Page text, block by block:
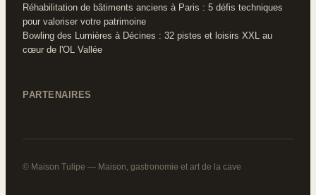
Réhabilitation de bâtiments anciens à Paris : 5 défis techniques
pour valoriser votre patrimoine
Bowling des Lumières à Décines : 32 pistes et loisirs XXL au
cœur de l'OL Vallée
PARTENAIRES
© Maison Tulipe — Maison, gastronomie et art de la cave